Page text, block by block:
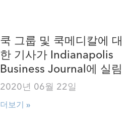
쿡 그룹 및 쿡메디칼에 대
한 기사가 Indianapolis
Business Journal에 실림
2020년 06월 22일
더보기 »